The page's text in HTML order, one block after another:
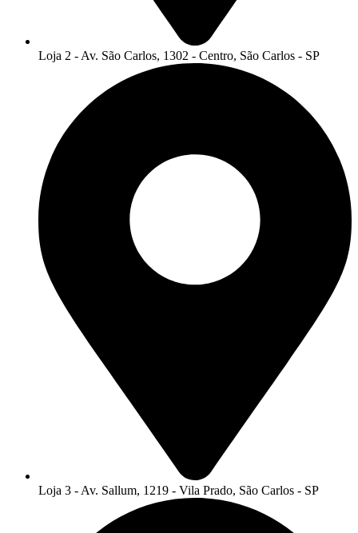
Loja 2 - Av. São Carlos, 1302 - Centro, São Carlos - SP
Loja 3 - Av. Sallum, 1219 - Vila Prado, São Carlos - SP